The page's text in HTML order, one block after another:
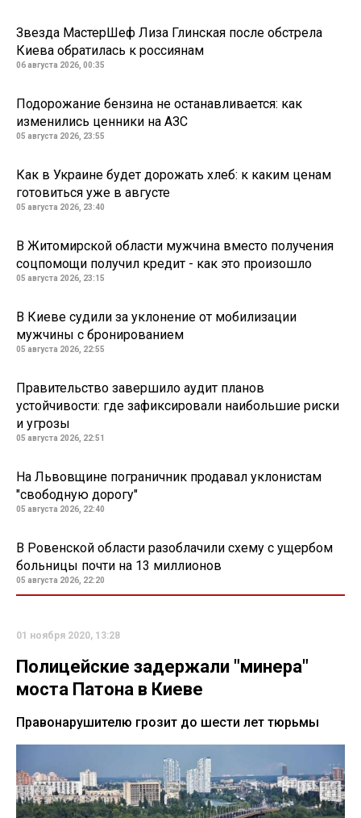
Звезда МастерШеф Лиза Глинская после обстрела
Киева обратилась к россиянам
06 августа 2026, 00:35
Подорожание бензина не останавливается: как
изменились ценники на АЗС
05 августа 2026, 23:55
Как в Украине будет дорожать хлеб: к каким ценам
готовиться уже в августе
05 августа 2026, 23:40
В Житомирской области мужчина вместо получения
соцпомощи получил кредит - как это произошло
05 августа 2026, 23:15
В Киеве судили за уклонение от мобилизации
мужчины с бронированием
05 августа 2026, 22:55
Правительство завершило аудит планов
устойчивости: где зафиксировали наибольшие риски
и угрозы
05 августа 2026, 22:51
На Львовщине пограничник продавал уклонистам
"свободную дорогу"
05 августа 2026, 22:40
В Ровенской области разоблачили схему с ущербом
больницы почти на 13 миллионов
05 августа 2026, 22:20
01 ноября 2020, 13:28
Полицейские задержали "минера"
моста Патона в Киеве
Правонарушителю грозит до шести лет тюрьмы